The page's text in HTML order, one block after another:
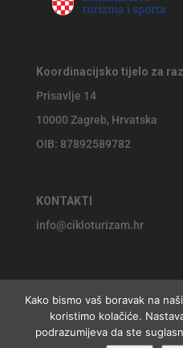
Koordinacijsko tijelo za
Prisavlje 14
10000 Zagreb, Hrvatska
OIB: 87892589782
KONTAKTI
info@cikloturizam.hr
© 2026 Koordinacijsko tijelo
Kako bismo vaš boravak na
koristimo kolačiće.
podrazumijeva da ste